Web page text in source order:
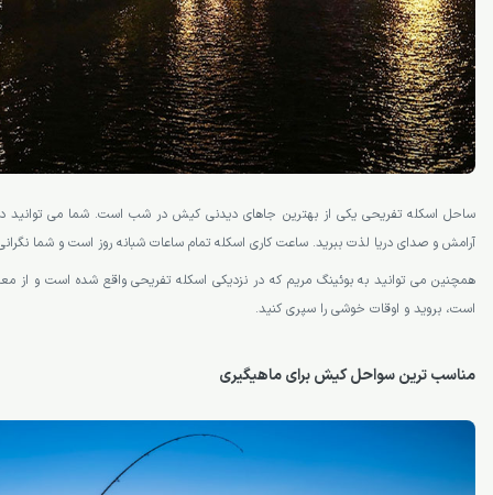
ساحل اسکله تفریحی یکی از بهترین جاهای دیدنی کیش در شب است. شما می­ توانید
آرامش و صدای دریا لذت ببرید. ساعت کاری اسکله تمام ساعات شبانه روز است و شما
همچنین می­ توانید به بوئینگ مریم که در نزدیکی اسکله تفریحی واقع شده است و
است، بروید و اوقات خوشی را سپری کنید.
مناسب ­ترین سواحل کیش برای ماهیگیری